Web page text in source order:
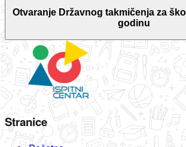
Otvaranje Državnog takmičenja za
godinu
Stranice